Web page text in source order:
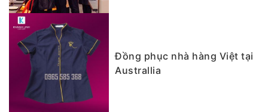
Đồng phục nhà hàng Việt tại
Australlia